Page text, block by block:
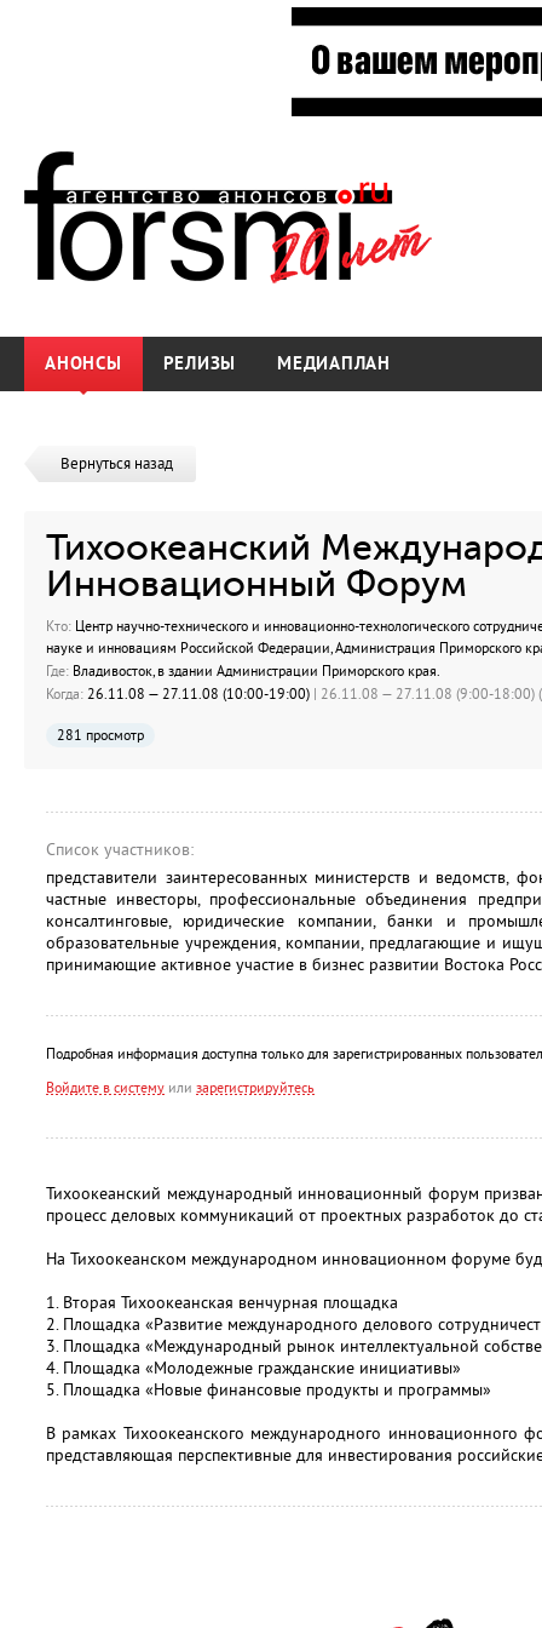
АНОНСЫ РЕЛИЗЫ МЕДИАПЛАН
Вернуться назад
Тихоокеанский
Инновационный Форум
Кто: Центр научно-технического и инновационно-технологического
науке и инновациям Российской Федерации, Администрация Приморского
Где: Владивосток, в здании Администрации Приморского края.
Когда: 26.11.08 — 27.11.08 (10:00-19:00) | 26.11.08 — 27.11.08 (9:00-18:00)
281 просмотр
Список участников:
представители заинтересованных министерств и ведомств,
частные инвесторы, профессиональные объединения
консалтинговые, юридические компании, банки и
образовательные учреждения, компании, предлагающие и
принимающие активное участие в бизнес развитии Востока
Подробная информация доступна только для зарегистрированных
Войдите в систему или зарегистрируйтесь
Тихоокеанский международный инновационный форум
процесс деловых коммуникаций от проектных разработок до
На Тихоокеанском международном инновационном форуме
1. Вторая Тихоокеанская венчурная площадка
2. Площадка «Развитие международного делового
3. Площадка «Международный рынок интеллектуальной
4. Площадка «Молодежные гражданские инициативы»
5. Площадка «Новые финансовые продукты и программы»
В рамках Тихоокеанского международного инновационного
представляющая перспективные для инвестирования